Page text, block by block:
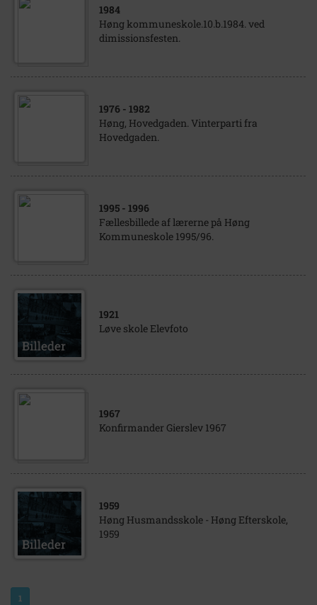
1984
Høng kommuneskole.10.b.1984. ved
dimissionsfesten.
1976 - 1982
Høng, Hovedgaden. Vinterparti fra
Hovedgaden.
1995 - 1996
Fællesbillede af lærerne på Høng
Kommuneskole 1995/96.
1921
Løve skole Elevfoto
1967
Konfirmander Gierslev 1967
1959
Høng Husmandsskole - Høng Efterskole,
1959
1